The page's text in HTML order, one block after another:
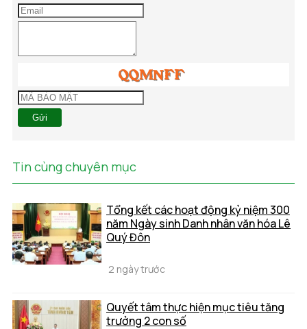
Gửi
Tin cùng chuyên mục
Tổng kết các hoạt động kỷ niệm 300
năm Ngày sinh Danh nhân văn hóa Lê
Quý Đôn
2 ngày trước
Quyết tâm thực hiện mục tiêu tăng
trưởng 2 con số